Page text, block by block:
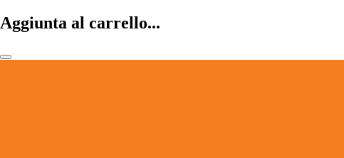
Aggiunta al carrello...